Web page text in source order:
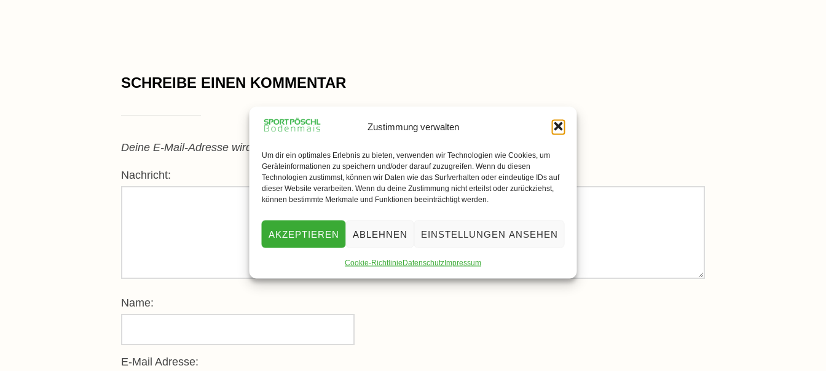
Zustimmung verwalten
Um dir ein optimales Erlebnis zu bieten, verwenden wir Technologien wie Cookies, um
Geräteinformationen zu speichern und/oder darauf zuzugreifen. Wenn du diesen
Technologien zustimmst, können wir Daten wie das Surfverhalten oder eindeutige IDs auf
dieser Website verarbeiten. Wenn du deine Zustimmung nicht erteilst oder zurückziehst,
können bestimmte Merkmale und Funktionen beeinträchtigt werden.
AKZEPTIEREN ABLEHNEN EINSTELLUNGEN ANSEHEN
Cookie-Richtlinie Datenschutz Impressum
SCHREIBE EINEN KOMMENTAR
Deine E-Mail-Adresse wird nicht veröffentlicht.
Nachricht:
Name:
E-Mail Adresse: